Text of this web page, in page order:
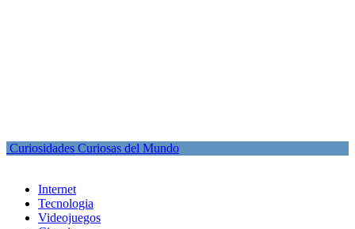
Curiosidades Curiosas del Mundo
Internet
Tecnologia
Videojuegos